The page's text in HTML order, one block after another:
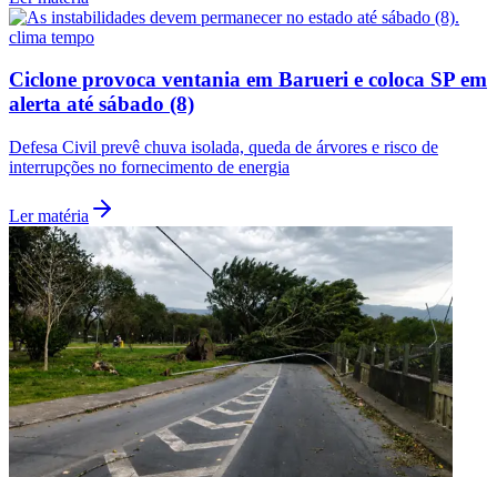
clima tempo
Ciclone provoca ventania em Barueri e coloca SP em
alerta até sábado (8)
Defesa Civil prevê chuva isolada, queda de árvores e risco de
interrupções no fornecimento de energia
Ler matéria